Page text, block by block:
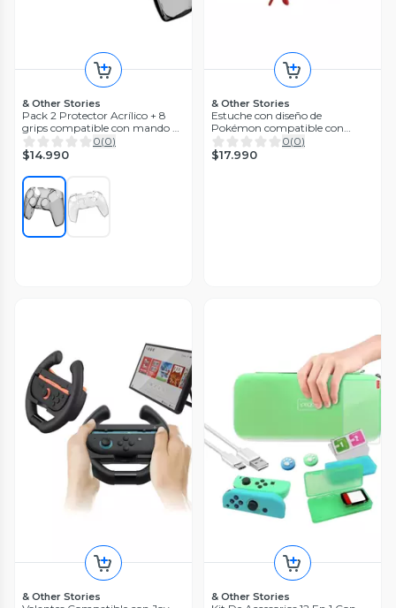
& Other Stories
Pack 2 Protector Acrílico + 8
grips compatible con mando de
Ps5
0(0)
$14.990
& Other Stories
Estuche con diseño de
Pokémon compatible con
nintendo Switch 2
0(0)
$17.990
& Other Stories & Other Stories